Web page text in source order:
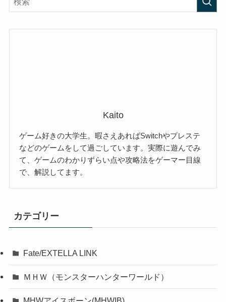
Kaito
ゲーム好きの大学生。暇さえあればSwitchやプレステ
などのゲームをして過ごしています。実際に遊んでみ
て、ゲームのわかりずらい点や攻略法をゲーマー目線
で、解説してます。
カテゴリー
Fate/EXTELLA LINK
ＭＨＷ（モンスターハンターワールド）